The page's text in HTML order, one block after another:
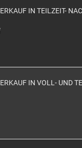
IN TEILZEIT-
IN VOLL- UND